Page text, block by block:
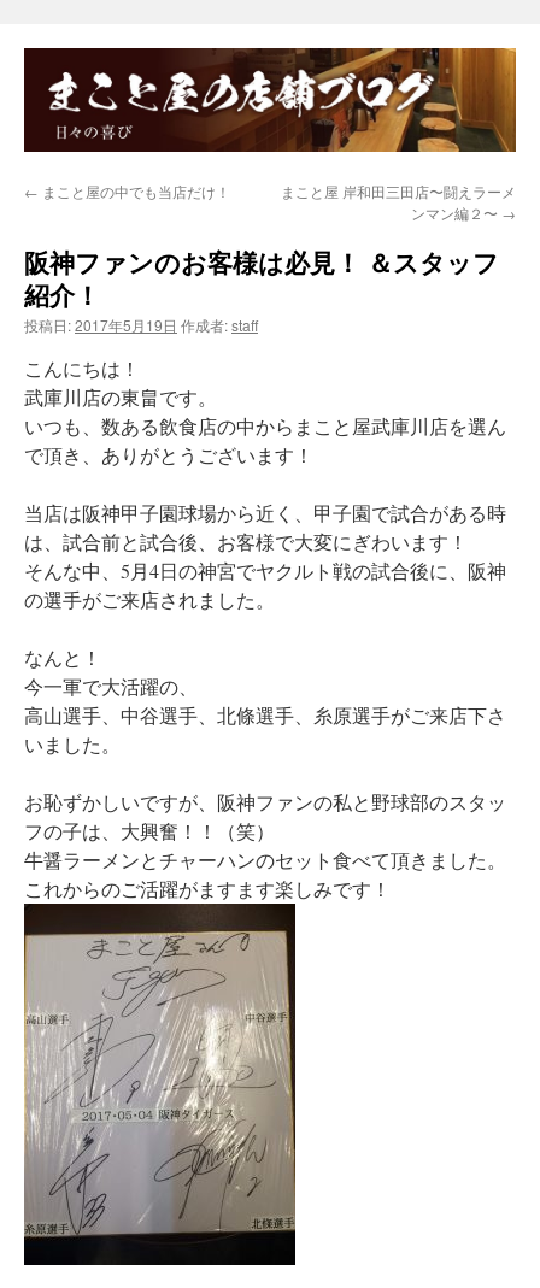
← まこと屋の中でも当店だけ！
まこと屋 岸和田三田店〜闘えラーメ
ンマン編２〜 →
阪神ファンのお客様は必見！ ＆スタッフ
紹介！
投稿日:2017年5月19日 作成者:staff
こんにちは！
武庫川店の東畠です。
いつも、数ある飲食店の中からまこと屋武庫川店を選ん
で頂き、ありがとうございます！
当店は阪神甲子園球場から近く、甲子園で試合がある時
は、試合前と試合後、お客様で大変にぎわいます！
そんな中、5月4日の神宮でヤクルト戦の試合後に、阪神
の選手がご来店されました。
なんと！
今一軍で大活躍の、
高山選手、中谷選手、北條選手、糸原選手がご来店下さ
いました。
お恥ずかしいですが、阪神ファンの私と野球部のスタッ
フの子は、大興奮！！（笑）
牛醤ラーメンとチャーハンのセット食べて頂きました。
これからのご活躍がますます楽しみです！